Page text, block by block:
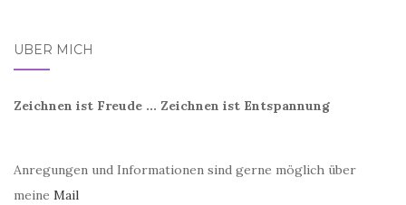
ÜBER MICH
Zeichnen ist Freude ... Zeichnen ist Entspannung
Anregungen und Informationen sind gerne möglich über
meine Mail